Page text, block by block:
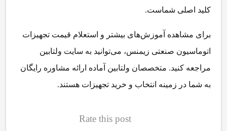
کلید اصلی شماست.
برای مشاهده آموزش‌های بیشتر و استعلام قیمت تجهیزات
اتوماسیون صنعتی زیمنس، می‌توانید به سایت ولتابین
مراجعه کنید. متخصصان ولتابین آماده ارائه مشاوره رایگان
به شما در زمینه انتخاب و خرید تجهیزات هستند.
Rate this post